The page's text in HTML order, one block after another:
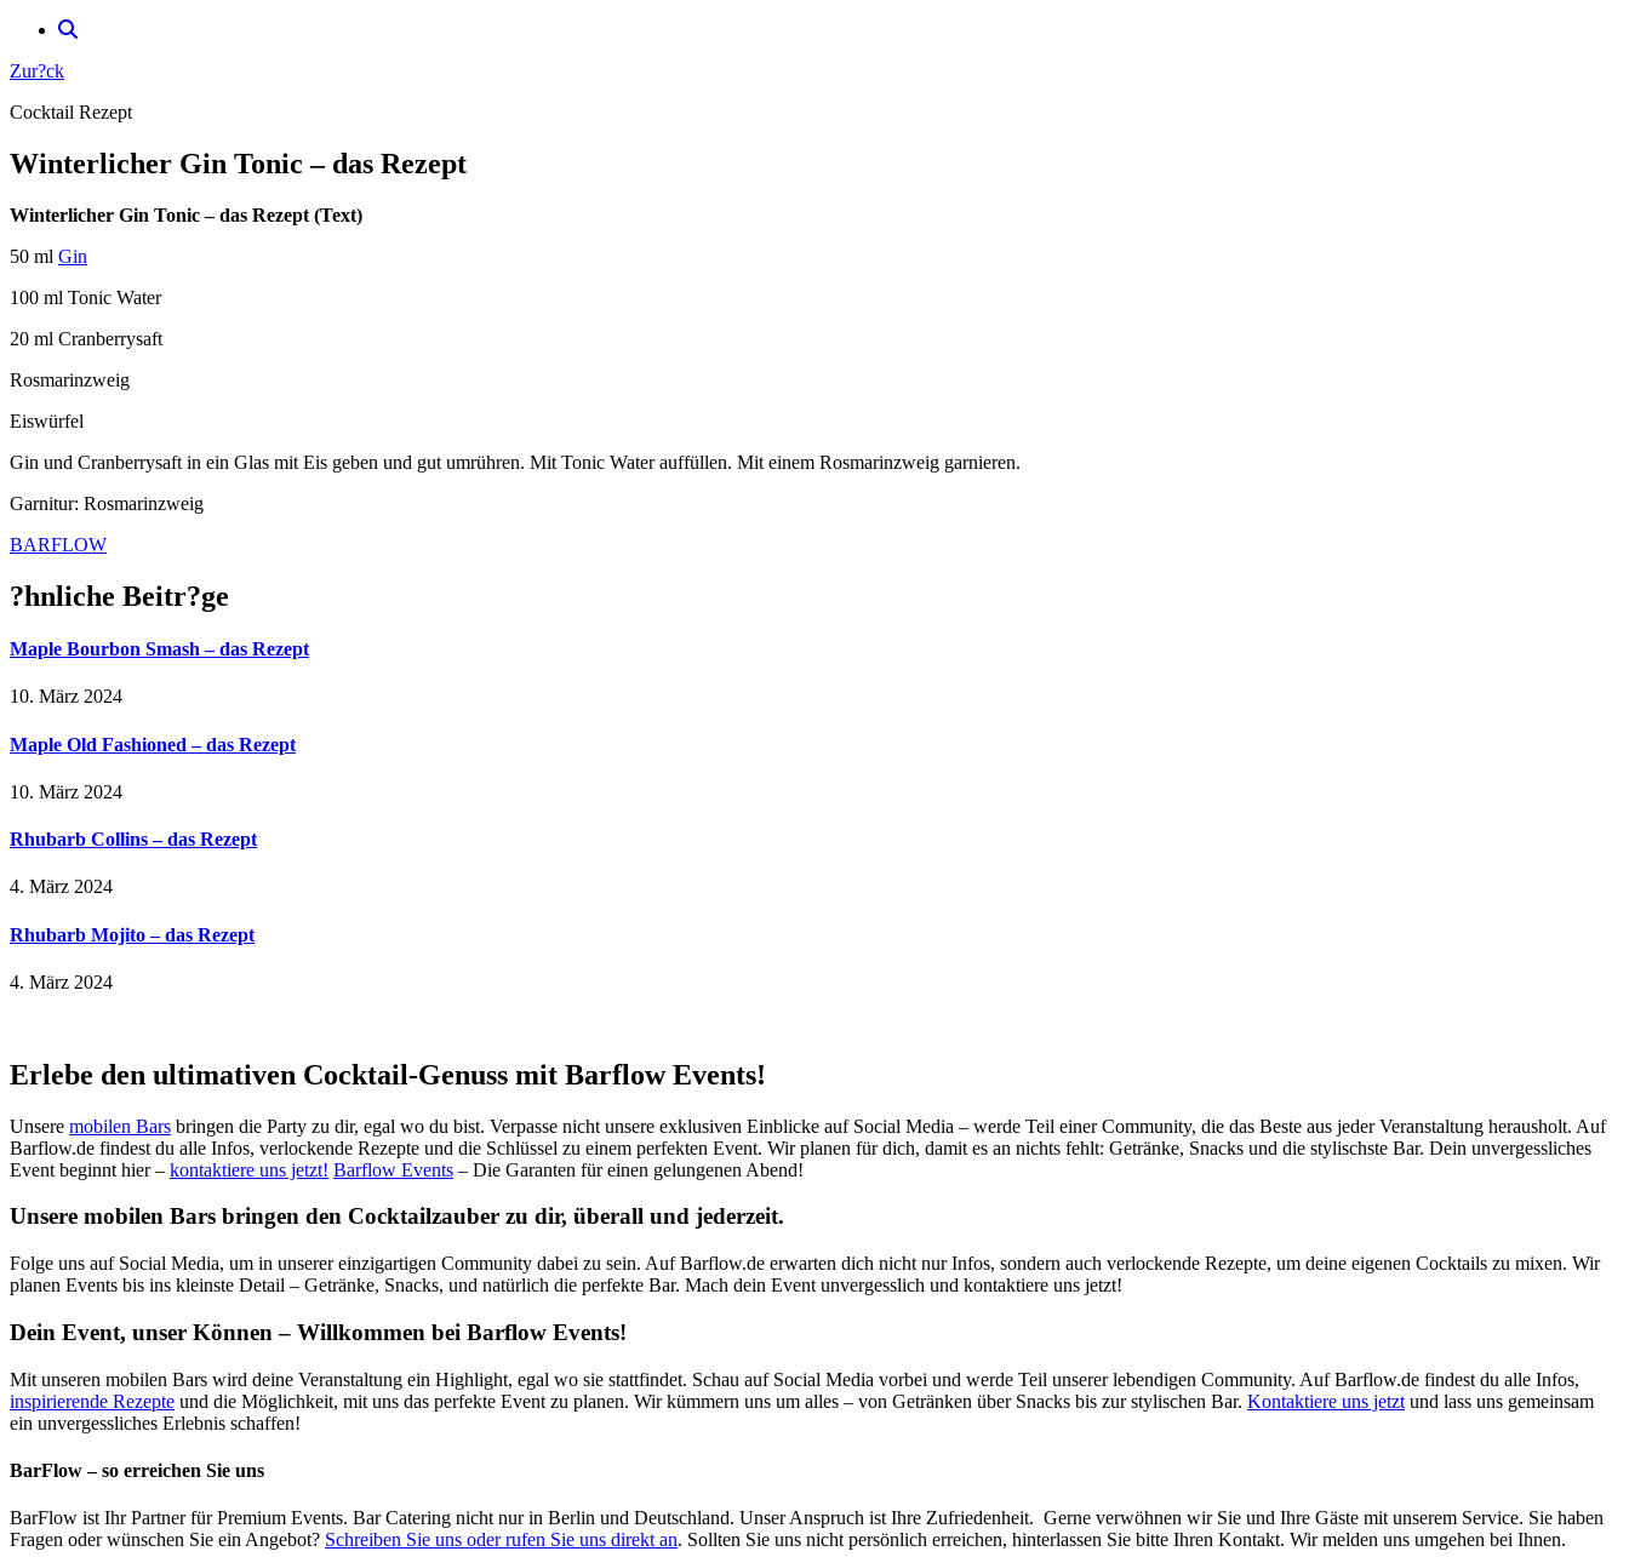
Zur?ck
Cocktail Rezept
Winterlicher Gin Tonic – das Rezept
Winterlicher Gin Tonic – das Rezept (Text)
50 ml Gin
100 ml Tonic Water
20 ml Cranberrysaft
Rosmarinzweig
Eiswürfel
Gin und Cranberrysaft in ein Glas mit Eis geben und gut umrühren. Mit Tonic Water auffüllen. Mit einem Rosmarinzweig garnieren.
Garnitur: Rosmarinzweig
BARFLOW
?hnliche Beitr?ge
Maple Bourbon Smash – das Rezept
10. März 2024
Maple Old Fashioned – das Rezept
10. März 2024
Rhubarb Collins – das Rezept
4. März 2024
Rhubarb Mojito – das Rezept
4. März 2024
Erlebe den ultimativen Cocktail-Genuss mit Barflow Events!
Unsere mobilen Bars bringen die Party zu dir, egal wo du bist. Verpasse nicht unsere exklusiven Einblicke auf Social Media – werde Teil einer Community, die das Beste aus jeder Veranstaltung herausholt. Auf
Barflow.de findest du alle Infos, verlockende Rezepte und die Schlüssel zu einem perfekten Event. Wir planen für dich, damit es an nichts fehlt: Getränke, Snacks und die stylischste Bar. Dein unvergessliches
Event beginnt hier – kontaktiere uns jetzt! Barflow Events – Die Garanten für einen gelungenen Abend!
Unsere mobilen Bars bringen den Cocktailzauber zu dir, überall und jederzeit.
Folge uns auf Social Media, um in unserer einzigartigen Community dabei zu sein. Auf Barflow.de erwarten dich nicht nur Infos, sondern auch verlockende Rezepte, um deine eigenen Cocktails zu mixen. Wir
planen Events bis ins kleinste Detail – Getränke, Snacks, und natürlich die perfekte Bar. Mach dein Event unvergesslich und kontaktiere uns jetzt!
Dein Event, unser Können – Willkommen bei Barflow Events!
Mit unseren mobilen Bars wird deine Veranstaltung ein Highlight, egal wo sie stattfindet. Schau auf Social Media vorbei und werde Teil unserer lebendigen Community. Auf Barflow.de findest du alle Infos,
inspirierende Rezepte und die Möglichkeit, mit uns das perfekte Event zu planen. Wir kümmern uns um alles – von Getränken über Snacks bis zur stylischen Bar. Kontaktiere uns jetzt und lass uns gemeinsam
ein unvergessliches Erlebnis schaffen!
BarFlow – so erreichen Sie uns
BarFlow ist Ihr Partner für Premium Events. Bar Catering nicht nur in Berlin und Deutschland. Unser Anspruch ist Ihre Zufriedenheit. Gerne verwöhnen wir Sie und Ihre Gäste mit unserem Service. Sie haben
Fragen oder wünschen Sie ein Angebot? Schreiben Sie uns oder rufen Sie uns direkt an. Sollten Sie uns nicht persönlich erreichen, hinterlassen Sie bitte Ihren Kontakt. Wir melden uns umgehen bei Ihnen.